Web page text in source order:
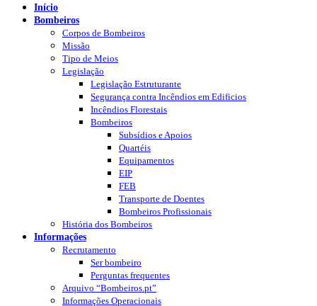
Início
Bombeiros
Corpos de Bombeiros
Missão
Tipo de Meios
Legislação
Legislação Estruturante
Segurança contra Incêndios em Edificios
Incêndios Florestais
Bombeiros
Subsídios e Apoios
Quartéis
Equipamentos
EIP
FEB
Transporte de Doentes
Bombeiros Profissionais
História dos Bombeiros
Informações
Recrutamento
Ser bombeiro
Perguntas frequentes
Arquivo “Bombeiros.pt”
Informações Operacionais